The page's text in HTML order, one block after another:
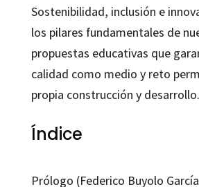
Sostenibilidad, inclusión e
los pilares fundamentales de
propuestas educativas que
calidad como medio y reto
propia construcción y desarrollo.
Índice
Prólogo (Federico Buyolo